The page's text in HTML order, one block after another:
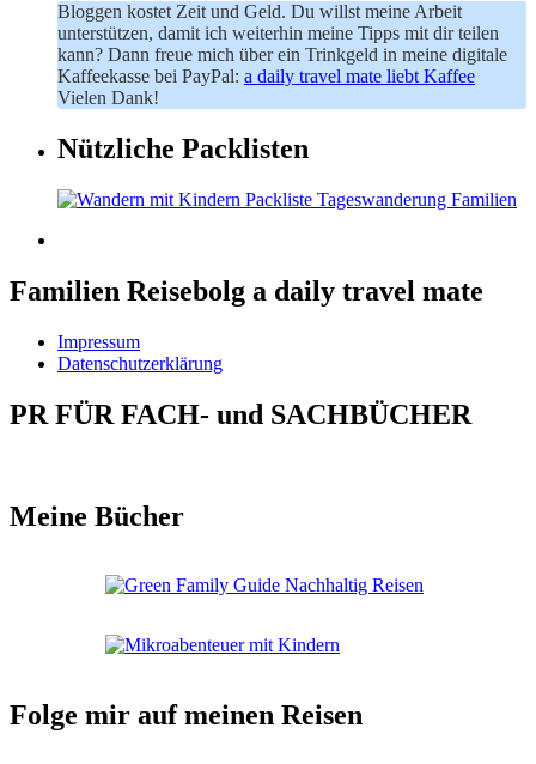
Bloggen kostet Zeit und Geld. Du willst meine Arbeit
unterstützen, damit ich weiterhin meine Tipps mit dir teilen
kann? Dann freue mich über ein Trinkgeld in meine digitale
Kaffeekasse bei PayPal: a daily travel mate liebt Kaffee
Vielen Dank!
Nützliche Packlisten
Familien Reisebolg a daily travel mate
Impressum
Datenschutzerklärung
PR FÜR FACH- und SACHBÜCHER
Meine Bücher
Folge mir auf meinen Reisen